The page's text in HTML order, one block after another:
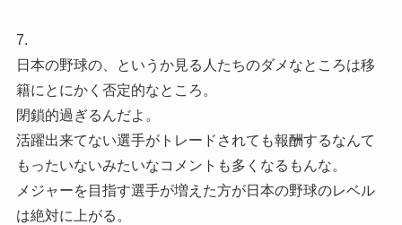
7.
日本の野球の、というか見る人たちのダメなところは移
籍にとにかく否定的なところ。
閉鎖的過ぎるんだよ。
活躍出来てない選手がトレードされても報酬するなんて
もったいないみたいなコメントも多くなるもんな。
メジャーを目指す選手が増えた方が日本の野球のレベル
は絶対に上がる。